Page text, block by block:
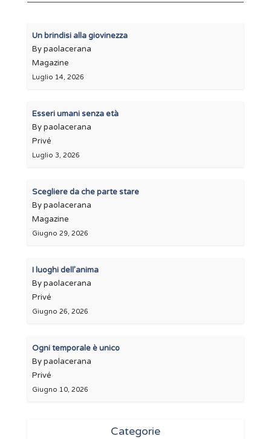
Un brindisi alla giovinezza
By paolacerana
Magazine
Luglio 14, 2026
Esseri umani senza età
By paolacerana
Privé
Luglio 3, 2026
Scegliere da che parte stare
By paolacerana
Magazine
Giugno 29, 2026
I luoghi dell’anima
By paolacerana
Privé
Giugno 26, 2026
Ogni temporale è unico
By paolacerana
Privé
Giugno 10, 2026
Categorie